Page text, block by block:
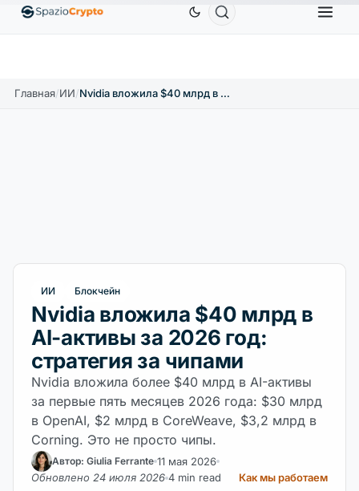
EthereumETH1 880,58 $ Tether USDT0,9991 $ BNBBNB
Главная/ИИ/ Nvidia вложила $40 млрд в AI-активы за 2026 год: стратегия за чипами
ИИ Блокчейн
Nvidia вложила $40 млрд в
AI-активы за 2026 год:
стратегия за чипами
Nvidia вложила более $40 млрд в AI-активы
за первые пять месяцев 2026 года: $30 млрд
в OpenAI, $2 млрд в CoreWeave, $3,2 млрд в
Corning. Это не просто чипы.
Автор: Giulia Ferrante 11 мая 2026
Обновлено 24 июля 2026 4 min read Как мы работаем